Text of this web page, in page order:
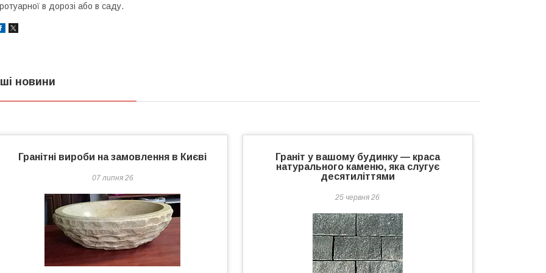
в дорозі або в саду.
новини
Гранітні вироби на замовлення в Києві
07 липня 26
Граніт у вашому будинку — краса
натурального каменю, яка слугує
десятиліттями
25 червня 26